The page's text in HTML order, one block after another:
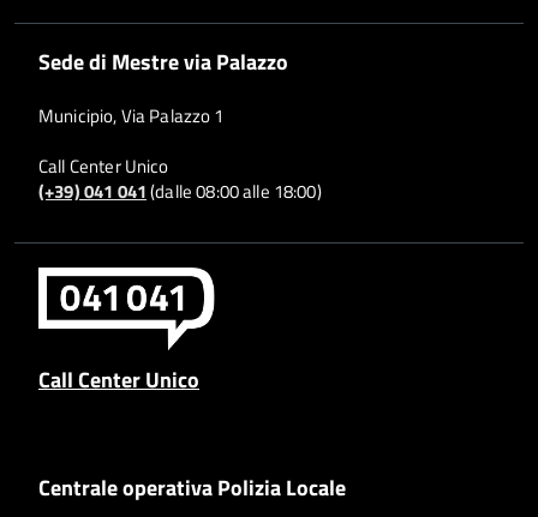
Sede di Mestre via Palazzo
Municipio, Via Palazzo 1
Call Center Unico
(+39) 041 041(dalle 08:00 alle 18:00)
Call Center Unico
Centrale operativa Polizia Locale